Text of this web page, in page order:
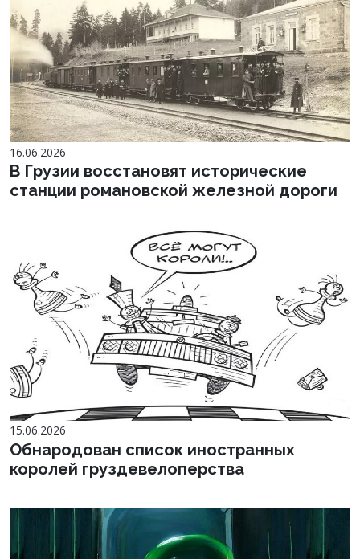
16.06.2026
В Грузии восстановят исторические
станции романовской железной дороги
15.06.2026
Обнародован список иностранных
королей груздевелоперства